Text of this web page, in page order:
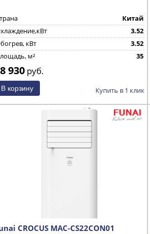
Китай
3.52
кВт
3.52
м²
35
930 руб.
Купить в 1 клик
CROCUS MAC-CS22CON01